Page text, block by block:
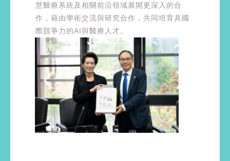
慧醫療系統及相關前沿領域展開更深入的合
作，藉由學術交流與研究合作，共同培育具國
際競爭力的AI與醫療人才。